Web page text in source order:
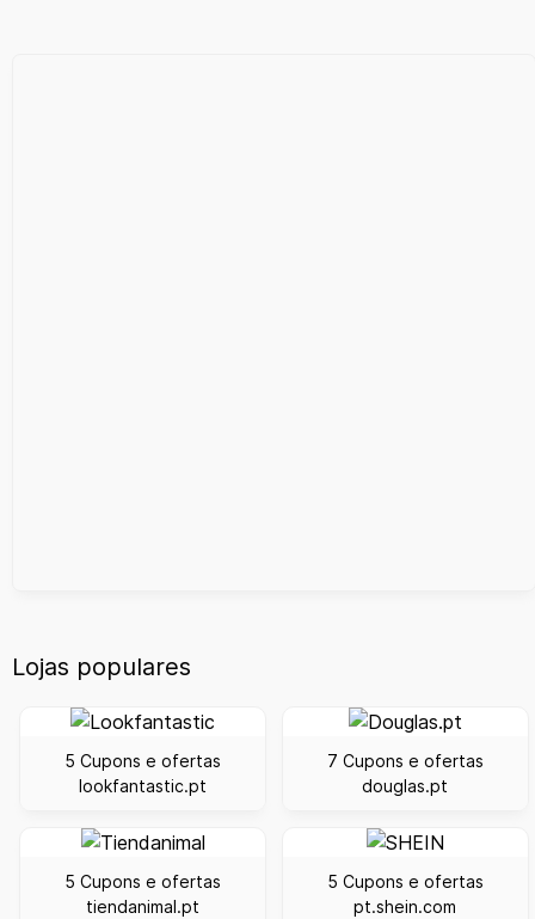
Lojas populares
5 Cupons e ofertas
lookfantastic.pt
7 Cupons e ofertas
douglas.pt
5 Cupons e ofertas
tiendanimal.pt
5 Cupons e ofertas
pt.shein.com